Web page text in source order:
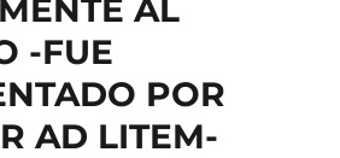
AL
-FUE
POR
AD LITEM-